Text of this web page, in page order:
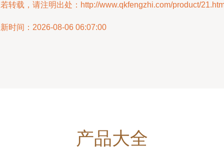
转载，请注明出处：http://www.qkfengzhi.com/product/
时间：2026-08-06 06:07:00
产品大全